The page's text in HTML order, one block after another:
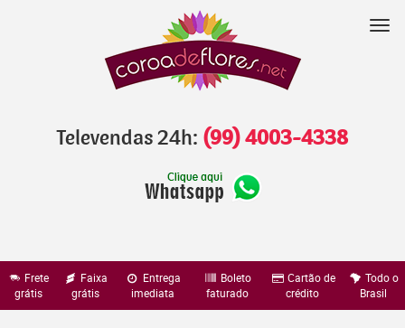
Televendas 24h: (99) 4003-4338
Frete
grátis
Faixa
grátis
Entrega
imediata
Boleto
faturado
Cartão de
crédito
Todo o
Brasil